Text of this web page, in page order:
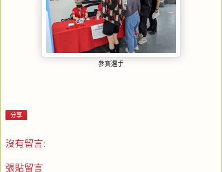
參賽選手
分享
沒有留言:
張貼留言